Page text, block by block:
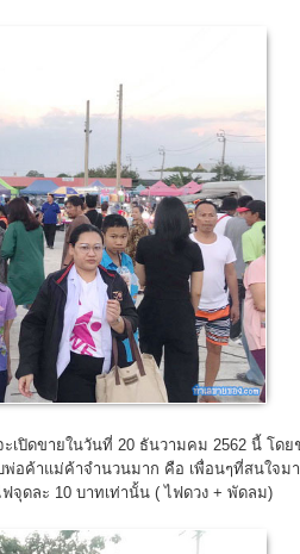
เปิดขายในวันที่ 20 ธันวามคม 2562 นี้ โดย
พ่อค้าแม่ค้าจำนวนมาก คือ เพื่อนๆที่สนใจม
จุดละ 10 บาทเท่านั้น ( ไฟดวง + พัดลม)